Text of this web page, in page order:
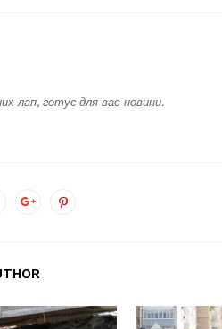
лап, готує для вас новини.